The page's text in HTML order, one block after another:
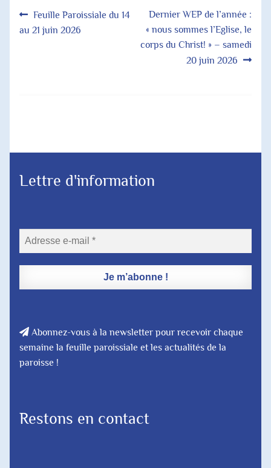
Navigation
Article
précédent :
Feuille Paroissiale du 14
au 21 juin 2026
Article
suivant :
Dernier WEP de l’année :
« nous sommes l’Eglise, le
corps du Christ! » – samedi
20 juin 2026
Lettre d'information
Abonnez-vous à la newsletter pour recevoir chaque
semaine la feuille paroissiale et les actualités de la
paroisse !
Restons en contact